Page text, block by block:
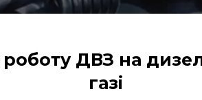
ДВЗ на
газі